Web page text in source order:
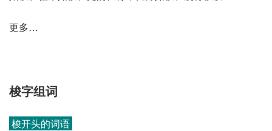
更多…
梭字组词
梭开头的词语